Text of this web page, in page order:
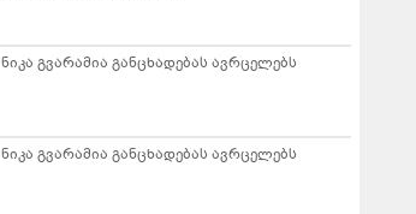
ნიკა გვარამია განცხადებას ავრცელებს
ნიკა გვარამია განცხადებას ავრცელებს